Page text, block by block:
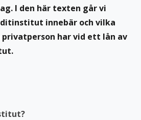
I den här texten går vi
innebär och vilka
har vid ett lån av